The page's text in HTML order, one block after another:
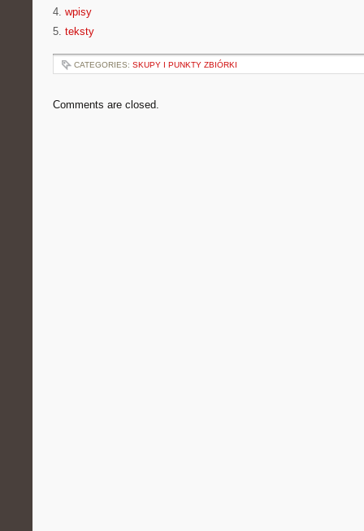
4. wpisy
5. teksty
CATEGORIES: SKUPY I PUNKTY ZBIÓRKI
Comments are closed.